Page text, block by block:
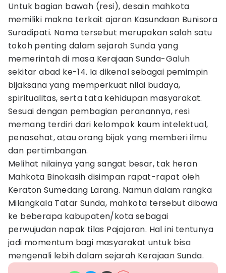
Untuk bagian bawah (resi), desain mahkota
memiliki makna terkait ajaran Kasundaan Bunisora
Suradipati. Nama tersebut merupakan salah satu
tokoh penting dalam sejarah Sunda yang
memerintah di masa Kerajaan Sunda-Galuh
sekitar abad ke-14. Ia dikenal sebagai pemimpin
bijaksana yang memperkuat nilai budaya,
spiritualitas, serta tata kehidupan masyarakat.
Sesuai dengan pembagian peranannya, resi
memang terdiri dari kelompok kaum intelektual,
penasehat, atau orang bijak yang memberi ilmu
dan pertimbangan.
Melihat nilainya yang sangat besar, tak heran
Mahkota Binokasih disimpan rapat-rapat oleh
Keraton Sumedang Larang. Namun dalam rangka
Milangkala Tatar Sunda, mahkota tersebut dibawa
ke beberapa kabupaten/kota sebagai
perwujudan napak tilas Pajajaran. Hal ini tentunya
jadi momentum bagi masyarakat untuk bisa
mengenali lebih dalam sejarah Kerajaan Sunda.